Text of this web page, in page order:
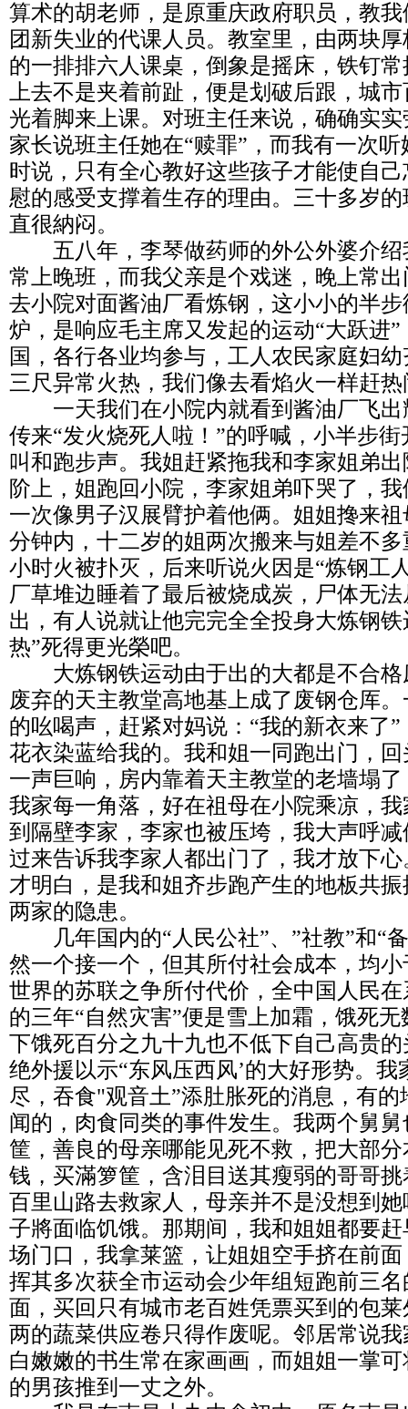
算术的胡老师，是原重庆政府职员，教
团新失业的代课人员。教室里，由两块
的一排排六人课桌，倒象是摇床，铁钉
上去不是夹着前趾，便是划破后跟，城
光着脚来上课。对班主任来说，确确实
家长说班主任她在“赎罪”，而我有一次
时说，只有全心教好这些孩子才能使自
慰的感受支撑着生存的理由。三十多岁
直很納闷。
五八年，李琴做药师的外公外婆介绍
常上晚班，而我父亲是个戏迷，晚上常
去小院对面酱油厂看炼钢，这小小的半
炉，是响应毛主席又发起的运动“大跃进
国，各行各业均参与，工人农民家庭妇
三尺异常火热，我们像去看焰火一样赶热
一天我们在小院内就看到酱油厂飞出
传来“发火烧死人啦！”的呼喊，小半步
叫和跑步声。我姐赶紧拖我和李家姐弟
阶上，姐跑回小院，李家姐弟吓哭了，
一次像男子汉展臂护着他俩。姐姐搀来
分钟内，十二岁的姐两次搬来与姐差不
小时火被扑灭，后来听说火因是“炼钢工
厂草堆边睡着了最后被烧成炭，尸体无
出，有人说就让他完完全全投身大炼钢
热”死得更光榮吧。
大炼钢铁运动由于出的大都是不合格
废弃的天主教堂高地基上成了废钢仓厍
的吆喝声，赶紧对妈说：“我的新衣来了
花衣染蓝给我的。我和姐一同跑出门，
一声巨响，房内靠着天主教堂的老墙塌
我家每一角落，好在祖母在小院乘凉，
到隔壁李家，李家也被压垮，我大声呼
过来告诉我李家人都出门了，我才放下
才明白，是我和姐齐步跑产生的地板共
两家的隐患。
几年国内的“人民公社”、”社教”和“
然一个接一个，但其所付社会成本，均
世界的苏联之争所付代价，全中国人民
的三年“自然灾害”便是雪上加霜，饿死
下饿死百分之九十九也不低下自己高贵
绝外援以示“东风压西风’的大好形势。
尽，吞食"观音土”添肚胀死的消息，有
闻的，肉食同类的事件发生。我两个舅
筐，善良的母亲哪能见死不救，把大部
钱，买滿箩筐，含泪目送其瘦弱的哥哥
百里山路去救家人，母亲并不是没想到
子將面临饥饿。那期间，我和姐姐都要
场门口，我拿莱篮，让姐姐空手挤在前
挥其多次获全市运动会少年组短跑前三
面，买回只有城市老百姓凭票买到的包
两的蔬菜供应卷只得作废呢。邻居常说
白嫩嫩的书生常在家画画，而姐姐一掌
的男孩推到一丈之外。